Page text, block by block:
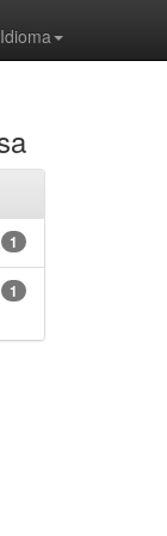
Idioma
1
1